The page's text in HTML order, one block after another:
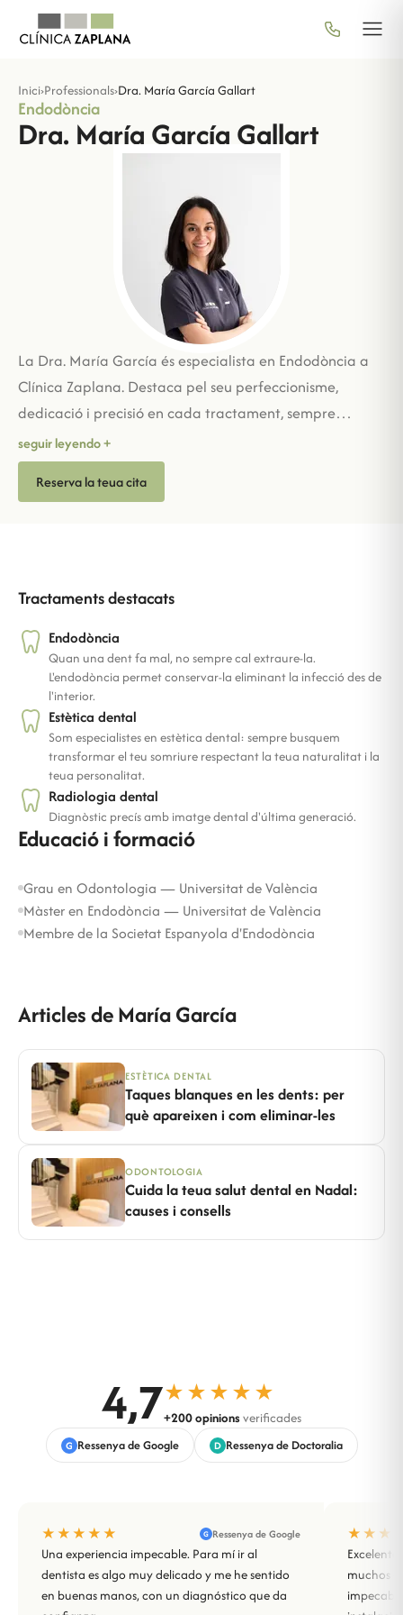
Inici›Professionals›Dra. María García Gallart
Endodòncia
Dra. María García Gallart
La Dra. María García és especialista en Endodòncia a
Clínica Zaplana. Destaca pel seu perfeccionisme,
dedicació i precisió en cada tractament, sempre
buscant el millor resultat per als seus pacients. Pròxima i
compromesa, combina la seua passió per l'odontologia
amb el gaudi dels moments en família, la seua major
seguir leyendo +
Reserva la teua cita
Educació i formació
Grau en Odontologia — Universitat de València
Màster en Endodòncia — Universitat de València
Membre de la Societat Espanyola d'Endodòncia
Articles de María García
ESTÈTICA DENTAL
Taques blanques en les dents: per
què apareixen i com eliminar-les
ODONTOLOGIA
Cuida la teua salut dental en Nadal:
causes i consells
Tractaments destacats
Endodòncia
Quan una dent fa mal, no sempre cal extraure-la.
L'endodòncia permet conservar-la eliminant la infecció des de
l'interior.
Estètica dental
Som especialistes en estètica dental: sempre busquem
transformar el teu somriure respectant la teua naturalitat i la
teua personalitat.
Radiologia dental
Diagnòstic precís amb imatge dental d'última generació.
4,7★★★★★
+200 opinions verificades
G Ressenya de Google D Ressenya de Doctoralia
★★★★★ G Ressenya de Google
Una experiencia impecable. Para mí ir al
dentista es algo muy delicado y me he sentido
en buenas manos, con un diagnóstico que da
muchos